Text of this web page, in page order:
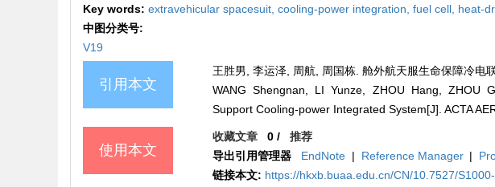
Key words: extravehicular spacesuit, cooling-power integration, fuel cell, heat-
中图分类号:
V19
引用本文
王胜男, 李运泽, 周航, 周国栋. 舱外航天服生命保障冷
WANG Shengnan, LI Yunze, ZHOU Hang, ZHOU
Support Cooling-power Integrated System[J]. ACTA
使用本文
收藏文章 0 /推荐
导出引用管理器
EndNote | Reference Manager |
链接本文: https://hkxb.buaa.edu.cn/CN/10.7527/